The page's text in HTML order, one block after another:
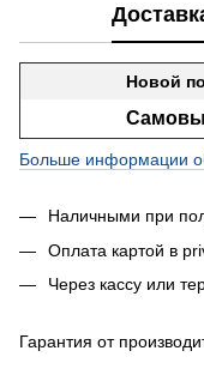
Новой
Больше информации
Наличными при
Оплата картой в
Через кассу или
Гарантия от